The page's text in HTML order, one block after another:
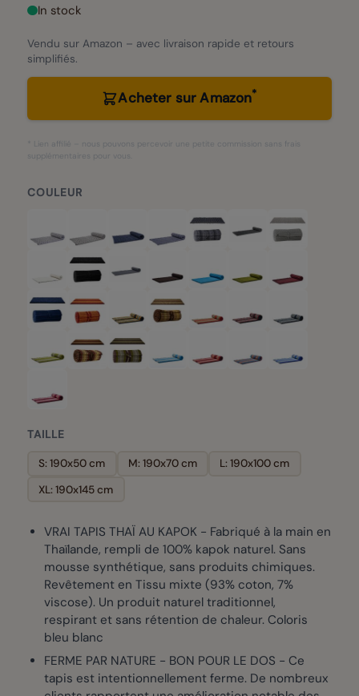
In stock
Vendu sur Amazon – avec livraison rapide et retours
simplifiés.
Acheter sur Amazon*
* Lien affilié – nous pouvons percevoir une petite commission sans frais
supplémentaires pour vous.
COULEUR
TAILLE
S: 190x50 cm M: 190x70 cm
L: 190x100 cm
XL: 190x145 cm
VRAI TAPIS THAÏ AU KAPOK - Fabriqué à la main en
Thaïlande, rempli de 100% kapok naturel. Sans
mousse synthétique, sans produits chimiques.
Revêtement en Tissu mixte (93% coton, 7%
viscose). Un produit naturel traditionnel,
respirant et sans rétention de chaleur. Coloris
bleu blanc
FERME PAR NATURE - BON POUR LE DOS - Ce
tapis est intentionnellement ferme. De nombreux